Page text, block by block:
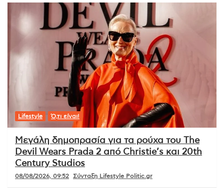
Lifestyle Ό,τι είναι!
Μεγάλη δημοπρασία για τα ρούχα του The
Devil Wears Prada 2 από Christie’s και 20th
Century Studios
08/08/2026, 09:52 Σύνταξη Lifestyle Politic.gr